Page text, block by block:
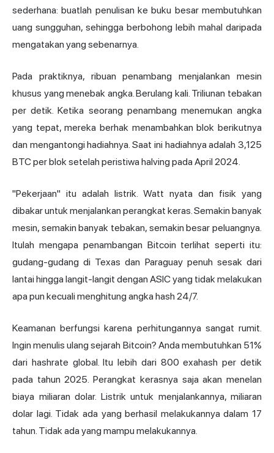
sederhana: buatlah penulisan ke buku besar membutuhkan
uang sungguhan, sehingga berbohong lebih mahal daripada
mengatakan yang sebenarnya.
Pada praktiknya, ribuan penambang menjalankan mesin
khusus yang menebak angka. Berulang kali. Triliunan tebakan
per detik. Ketika seorang penambang menemukan angka
yang tepat, mereka berhak menambahkan blok berikutnya
dan mengantongi hadiahnya. Saat ini hadiahnya adalah 3,125
BTC per blok setelah peristiwa halving pada April 2024.
"Pekerjaan" itu adalah listrik. Watt nyata dan fisik yang
dibakar untuk menjalankan perangkat keras. Semakin banyak
mesin, semakin banyak tebakan, semakin besar peluangnya.
Itulah mengapa penambangan Bitcoin terlihat seperti itu:
gudang-gudang di Texas dan Paraguay penuh sesak dari
lantai hingga langit-langit dengan ASICyang tidak melakukan
apa pun kecuali menghitung angka hash 24/7.
Keamanan berfungsi karena perhitungannya sangat rumit.
Ingin menulis ulang sejarah Bitcoin? Anda membutuhkan 51%
dari hashrate global. Itu lebih dari 800 exahash per detik
pada tahun 2025. Perangkat kerasnya saja akan menelan
biaya miliaran dolar. Listrik untuk menjalankannya, miliaran
dolar lagi. Tidak ada yang berhasil melakukannya dalam 17
tahun. Tidak ada yang mampu melakukannya.